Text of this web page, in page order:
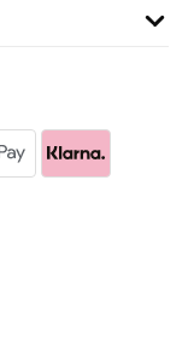
26/05/2025
einfach nur gut